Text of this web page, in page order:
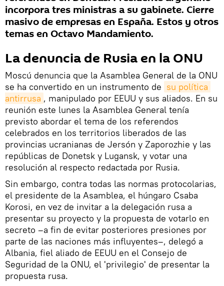
incorpora tres ministras a su gabinete. Cierre
masivo de empresas en España. Estos y otros
temas en Octavo Mandamiento.
La denuncia de Rusia en la ONU
Moscú denuncia que la Asamblea General de la ONU
se ha convertido en un instrumento de su política
antirrusa , manipulado por EEUU y sus aliados. En su
reunión este lunes la Asamblea General tenía
previsto abordar el tema de los referendos
celebrados en los territorios liberados de las
provincias ucranianas de Jersón y Zaporozhie y las
repúblicas de Donetsk y Lugansk, y votar una
resolución al respecto redactada por Rusia.
Sin embargo, contra todas las normas protocolarias,
el presidente de la Asamblea, el húngaro Csaba
Korosi, en vez de invitar a la delegación rusa a
presentar su proyecto y la propuesta de votarlo en
secreto –a fin de evitar posteriores presiones por
parte de las naciones más influyentes–, delegó a
Albania, fiel aliado de EEUU en el Consejo de
Seguridad de la ONU, el 'privilegio' de presentar la
propuesta rusa.